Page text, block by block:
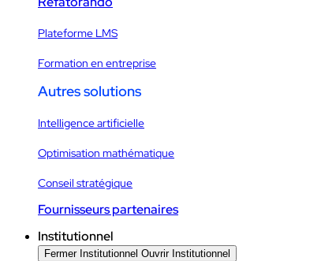
Plateforme LMS
Formation en entreprise
Autres solutions
Intelligence artificielle
Optimisation mathématique
Conseil stratégique
Fournisseurs partenaires
Institutionnel
Fermer Institutionnel Ouvrir Institutionnel